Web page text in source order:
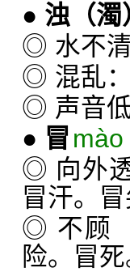
● 浊 （濁
◎ 水不
◎ 混乱：
◎ 声音
● 冒 mào
◎ 向外
冒汗。冒
◎ 不顾
险。冒死